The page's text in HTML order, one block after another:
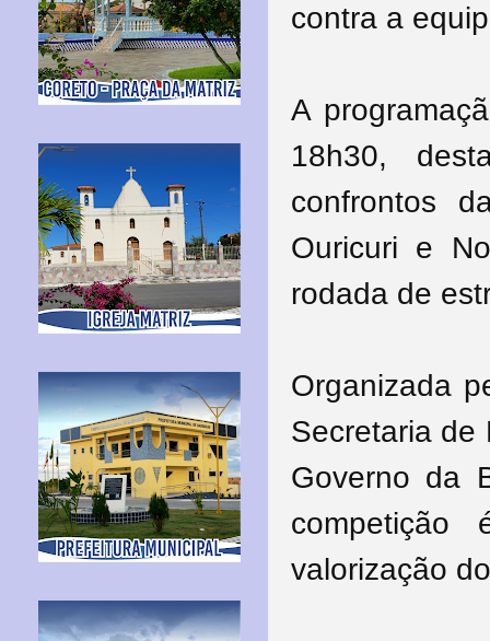
contra a
A
18h30,
confrontos
Ouricuri e
rodada de
Organizada
Secretaria de
Governo da
valorização